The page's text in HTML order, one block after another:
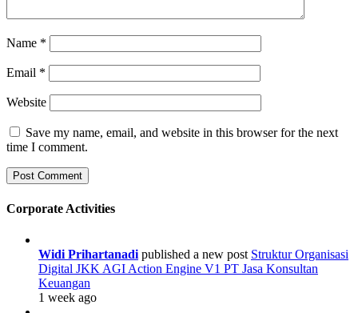
Name *
Email *
Website
Save my name, email, and website in this browser for the next
time I comment.
Corporate Activities
Widi Prihartanadi published a new post Struktur Organisasi
Digital JKK AGI Action Engine V1 PT Jasa Konsultan
Keuangan
1 week ago